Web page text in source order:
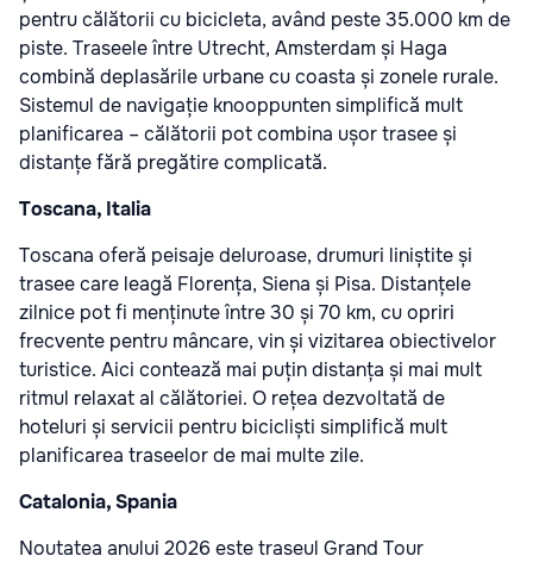
pentru călătorii cu bicicleta, având peste 35.000 km de
piste. Traseele între Utrecht, Amsterdam și Haga
combină deplasările urbane cu coasta și zonele rurale.
Sistemul de navigație knooppunten simplifică mult
planificarea – călătorii pot combina ușor trasee și
distanțe fără pregătire complicată.
Toscana, Italia
Toscana oferă peisaje deluroase, drumuri liniștite și
trasee care leagă Florența, Siena și Pisa. Distanțele
zilnice pot fi menținute între 30 și 70 km, cu opriri
frecvente pentru mâncare, vin și vizitarea obiectivelor
turistice. Aici contează mai puțin distanța și mai mult
ritmul relaxat al călătoriei. O rețea dezvoltată de
hoteluri și servicii pentru bicicliști simplifică mult
planificarea traseelor de mai multe zile.
Catalonia, Spania
Noutatea anului 2026 este traseul Grand Tour